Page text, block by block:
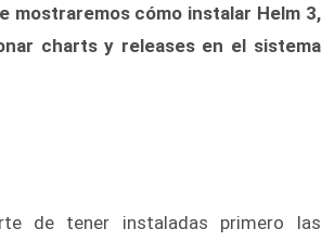
mostraremos cómo instalar Helm 3,
charts y releases en el sistema
de tener instaladas primero las